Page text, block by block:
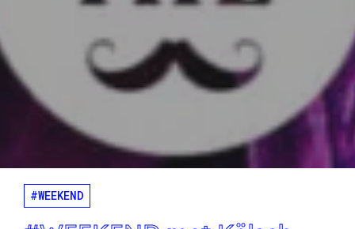
#WEEKEND